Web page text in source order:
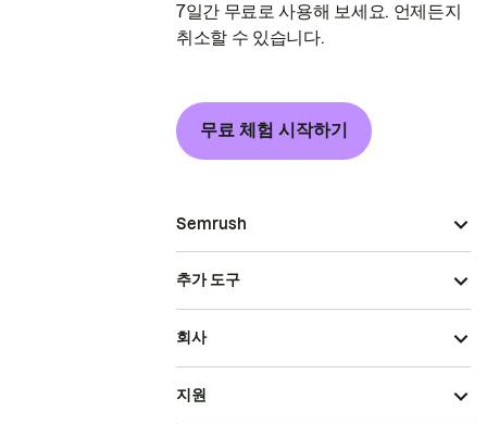
7일간 무료로 사용해 보세요. 언제든지
취소할 수 있습니다.
무료 체험 시작하기
Semrush
추가 도구
회사
지원